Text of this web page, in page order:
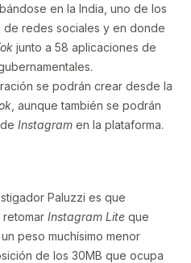
en la India, uno de los
de redes sociales y en donde
junto a 58 aplicaciones de
se podrán crear desde la
, aunque también se podrán
de Instagram en la plataforma.
Paluzzi es que
retomar Instagram Lite que
peso muchísimo menor
de los 30MB que ocupa